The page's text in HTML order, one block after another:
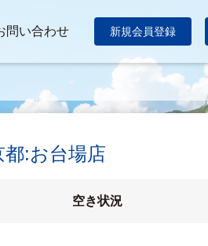
問い合わせ 新規会員登録
都:お台場店
空き状況